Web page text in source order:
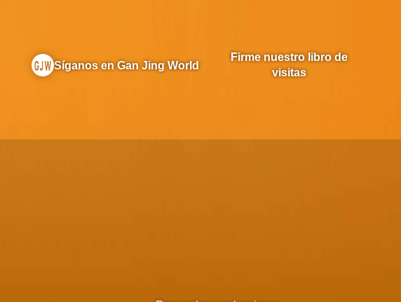
Síganos en Gan Jing World
Firme nuestro libro de
visitas